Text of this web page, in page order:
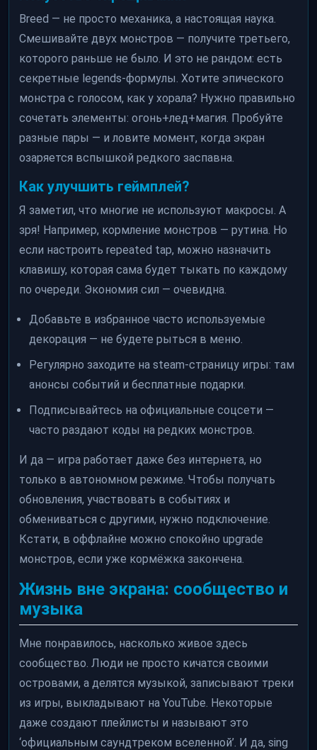
Breed — не просто механика, а настоящая наука.
Смешивайте двух монстров — получите третьего,
которого раньше не было. И это не рандом: есть
секретные legends-формулы. Хотите эпического
монстра с голосом, как у хорала? Нужно правильно
сочетать элементы: огонь+лед+магия. Пробуйте
разные пары — и ловите момент, когда экран
озаряется вспышкой редкого заспавна.
Как улучшить геймплей?
Я заметил, что многие не используют макросы. А
зря! Например, кормление монстров — рутина. Но
если настроить repeated tap, можно назначить
клавишу, которая сама будет тыкать по каждому
по очереди. Экономия сил — очевидна.
Добавьте в избранное часто используемые
декорация — не будете рыться в меню.
Регулярно заходите на steam-страницу игры: там
анонсы событий и бесплатные подарки.
Подписывайтесь на официальные соцсети —
часто раздают коды на редких монстров.
И да — игра работает даже без интернета, но
только в автономном режиме. Чтобы получать
обновления, участвовать в событиях и
обмениваться с другими, нужно подключение.
Кстати, в оффлайне можно спокойно upgrade
монстров, если уже кормёжка закончена.
Жизнь вне экрана: сообщество и
музыка
Мне понравилось, насколько живое здесь
сообщество. Люди не просто кичатся своими
островами, а делятся музыкой, записывают треки
из игры, выкладывают на YouTube. Некоторые
даже создают плейлисты и называют это
‘официальным саундтреком вселенной’. И да, sing